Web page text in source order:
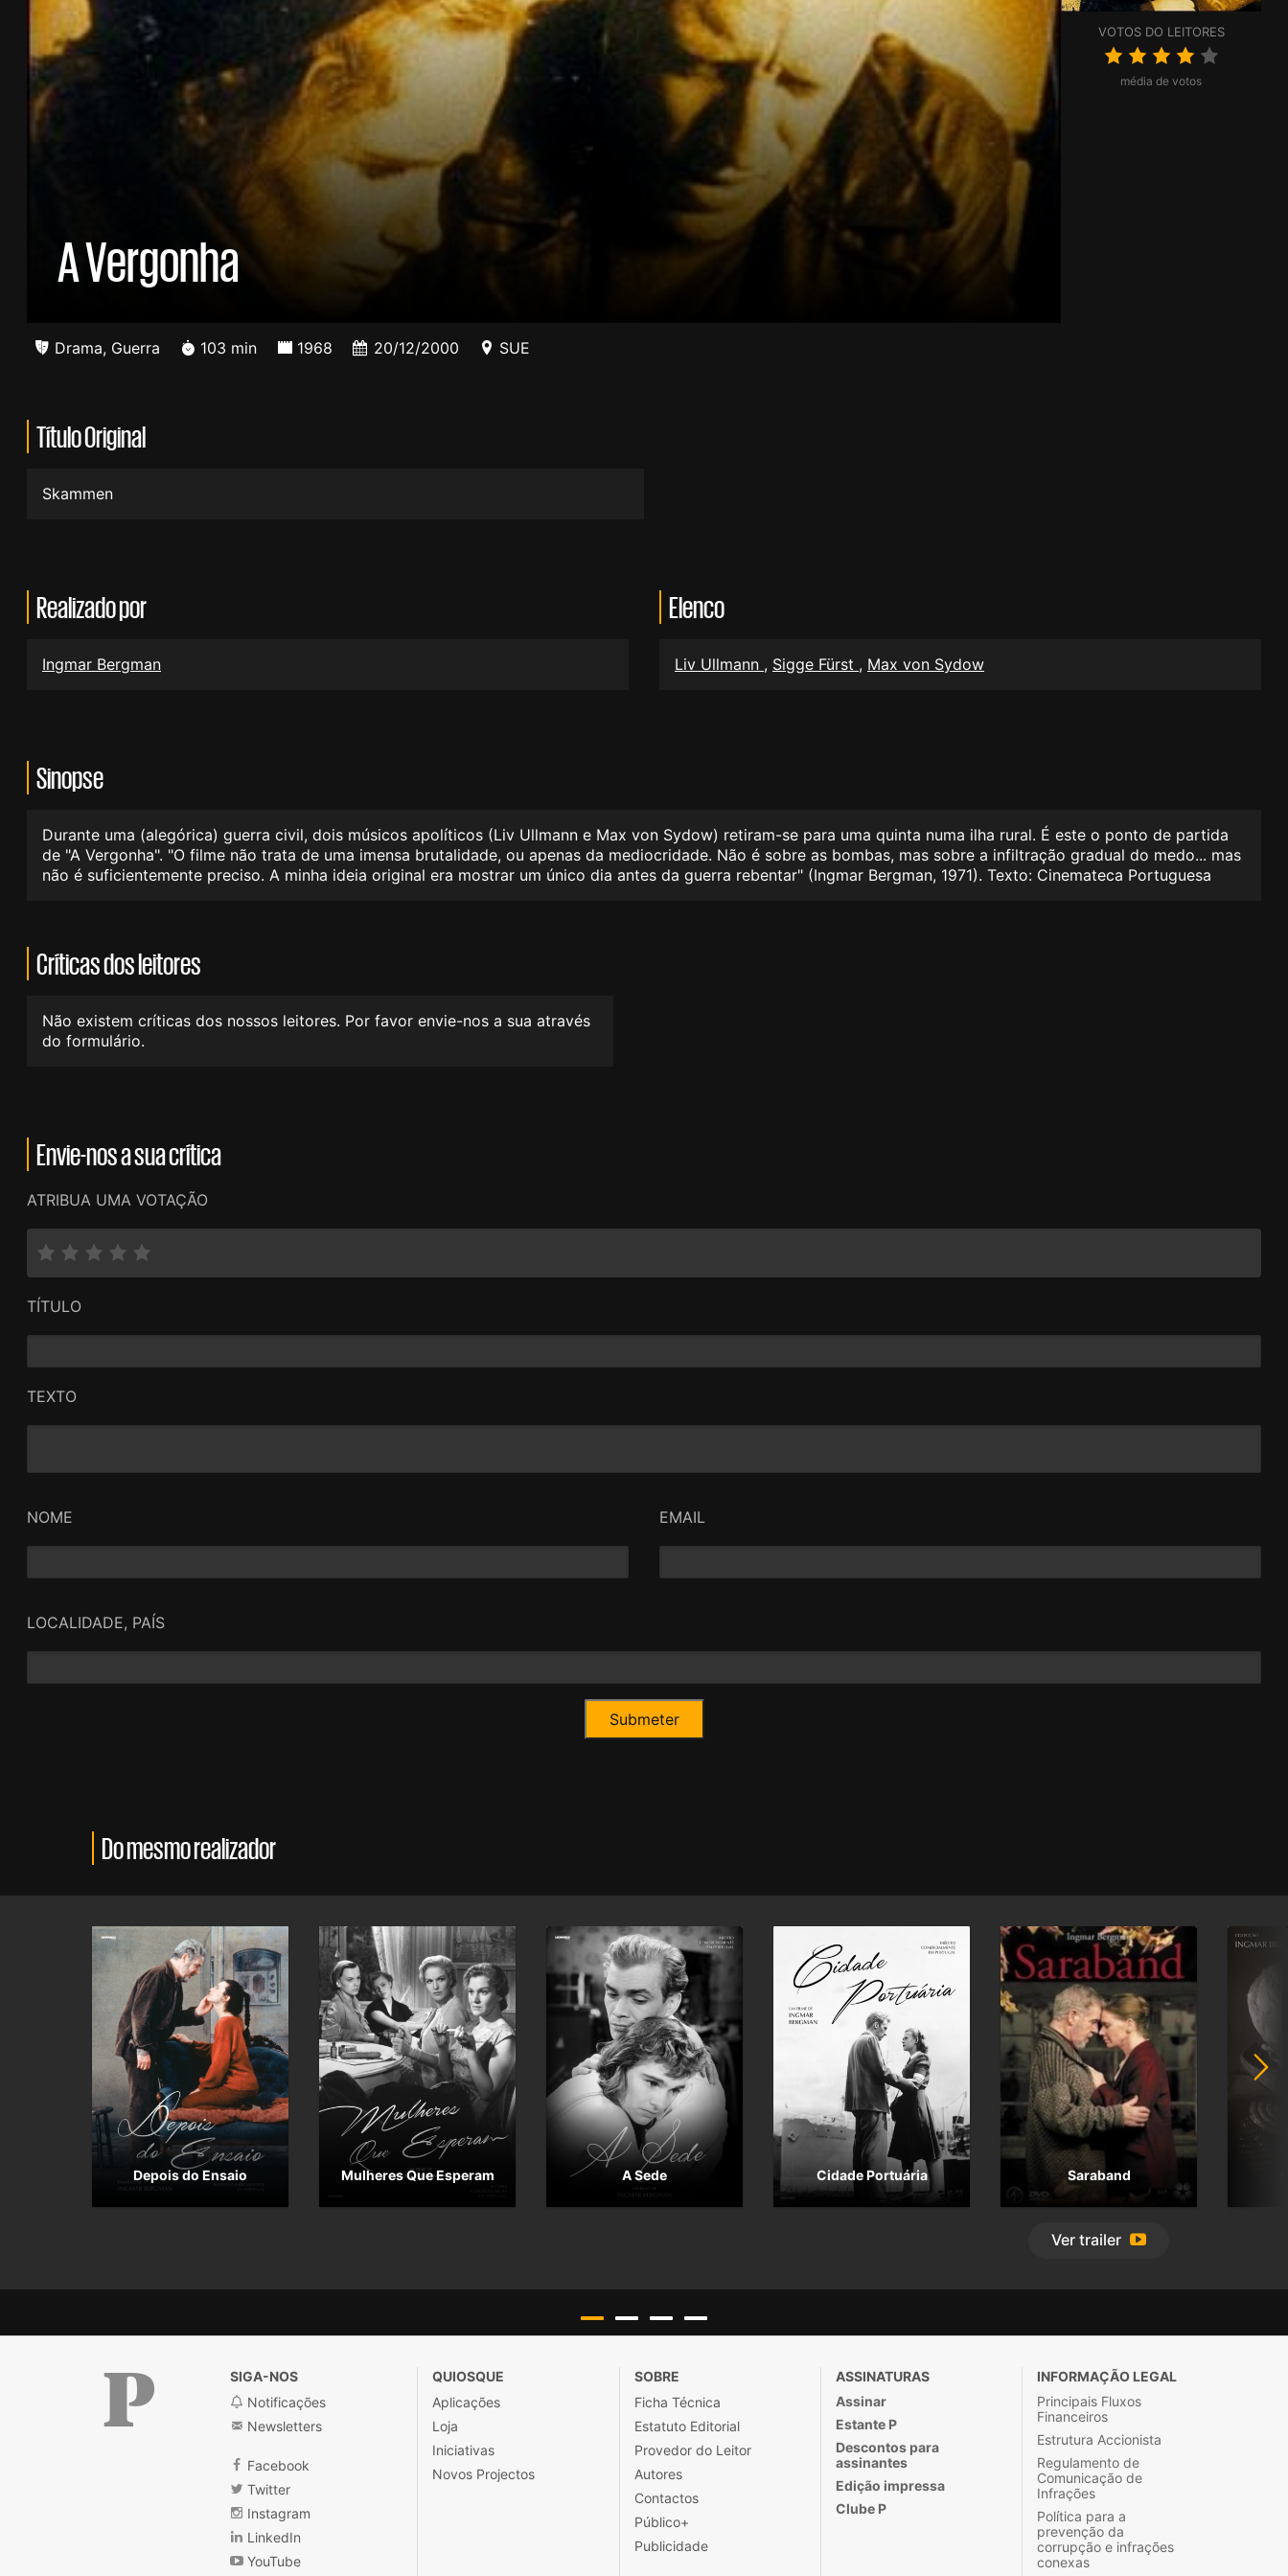
A Vergonha
VOTOS DO LEITORES
média de votos
Drama, Guerra 103 min 1968 20/12/2000 SUE
Título Original
Skammen
Realizado por
Ingmar Bergman
Elenco
Liv Ullmann , Sigge Fürst , Max von Sydow
Sinopse
Durante uma (alegórica) guerra civil, dois músicos apolíticos (Liv Ullmann e Max von Sydow) retiram-se para uma quinta numa ilha rural. É este o ponto de partida
de "A Vergonha". "O filme não trata de uma imensa brutalidade, ou apenas da mediocridade. Não é sobre as bombas, mas sobre a infiltração gradual do medo... mas
não é suficientemente preciso. A minha ideia original era mostrar um único dia antes da guerra rebentar" (Ingmar Bergman, 1971). Texto: Cinemateca Portuguesa
Críticas dos leitores
Não existem críticas dos nossos leitores. Por favor envie-nos a sua através
do formulário.
Envie-nos a sua crítica
ATRIBUA UMA VOTAÇÃO
TÍTULO
TEXTO
NOME EMAIL
LOCALIDADE, PAÍS
Do mesmo realizador
Depois do Ensaio Mulheres Que Esperam A Sede Cidade Portuária Saraband
Ver trailer
Público
SIGA-NOS
Notificações
Newsletters
Facebook
Twitter
Instagram
LinkedIn
YouTube
QUIOSQUE
Aplicações
Loja
Iniciativas
Novos Projectos
SOBRE
Ficha Técnica
Estatuto Editorial
Provedor do Leitor
Autores
Contactos
Público+
Publicidade
ASSINATURAS
Assinar
Estante P
Descontos para
assinantes
Edição impressa
Clube P
INFORMAÇÃO LEGAL
Principais Fluxos
Financeiros
Estrutura Accionista
Regulamento de
Comunicação de
Infrações
Política para a
prevenção da
corrupção e infrações
conexas